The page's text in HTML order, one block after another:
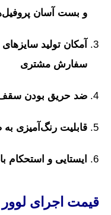
و بست آسان
آمکان تولید
سفارش مشتری
ضد حریق بودن سقف
قابلیت رنگ‌آمیزی
ایستایی و
قیمت اجرای